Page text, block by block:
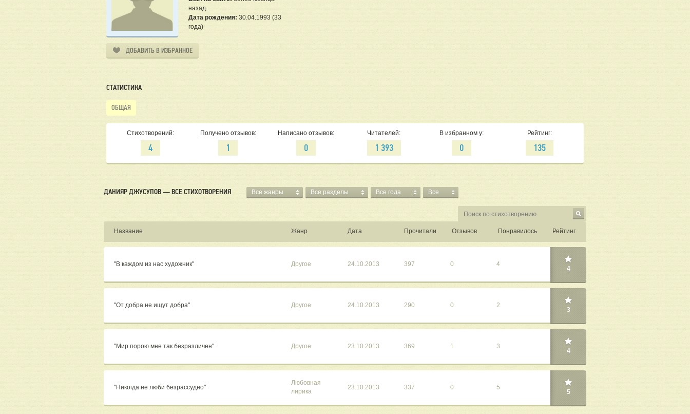
назад.
Дата рождения: 30.04.1993 (33
года)
ДОБАВИТЬ В ИЗБРАННОЕ
СТАТИСТИКА
ОБЩАЯ
Стихотворений:
4
Получено отзывов:
1
Написано отзывов:
0
Читателей:
1 393
В избранном у:
0
Рейтинг:
135
ДАНИЯР ДЖУСУПОВ — ВСЕ СТИХОТВОРЕНИЯ Все жанры Все разделы Все года Все
Название Жанр Дата Прочитали Отзывов Понравилось Рейтинг
"В каждом из нас художник" Другое 24.10.2013 397 0 4
4
"От добра не ищут добра" Другое 24.10.2013 290 0 2
3
"Мир порою мне так безразличен" Другое 23.10.2013 369 1 3
4
"Никогда не люби безрассудно"
Любовная
лирика
23.10.2013 337 0 5
5